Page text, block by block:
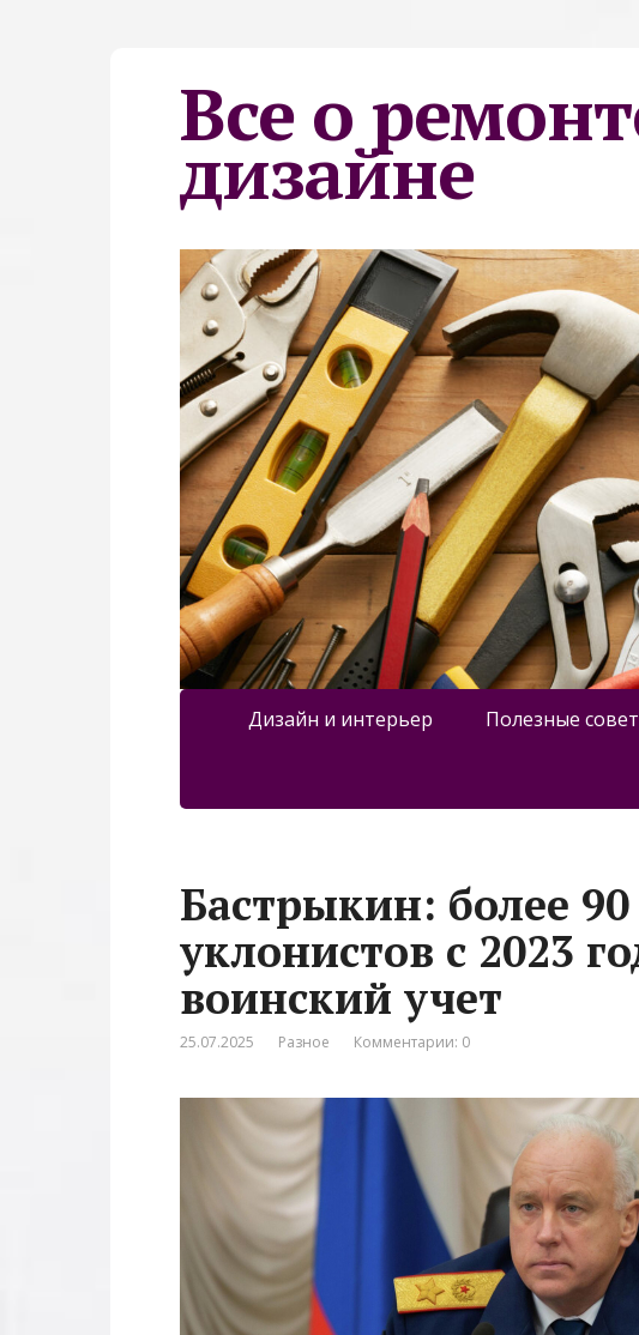
Все о
дизайне
Дизайн и интерьер Полезные
Бастрыкин: более
уклонистов с 2023
воинский учет
25.07.2025 Разное Комментарии: 0